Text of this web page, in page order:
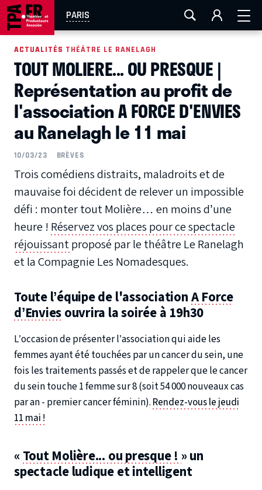
PARIS
AIX-MARSEILLE LA ROCHELLE
EN TOURNÉE
ACTUALITÉS
ACTUALITÉS THÉÂTRE LE RANELAGH
TOUT MOLIERE... OU PRESQUE |
Représentation au profit de
l'association A FORCE D'ENVIES
au Ranelagh le 11 mai
10/03/23 BRÈVES
Trois comédiens distraits, maladroits et de
mauvaise foi décident de relever un impossible
défi : monter tout Molière… en moins d’une
heure ! Réservez vos places pour ce spectacle
réjouissantproposé par le théâtre Le Ranelagh
et la Compagnie Les Nomadesques.
Toute l’équipe de l'associationA Force
d’Enviesouvrira la soirée à 19h30
L’occasion de présenter l’association qui aide les
femmes ayant été touchées par un cancer du sein, une
fois les traitements passés et de rappeler que le cancer
du sein touche 1 femme sur 8 (soit 54 000 nouveaux cas
par an - premier cancer féminin). Rendez-vous le jeudi
11 mai !
« Tout Molière... ou presque ! » un
spectacle ludique et intelligent